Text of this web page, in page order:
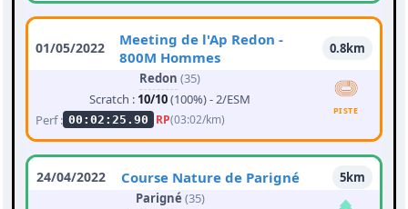
01/05/2022
Meeting de l'Ap Redon -
800M Hommes
0.8km
Redon (35)
Scratch : 10/10(100%) - 2/ESM
Perf : 00:02:25.90 RP(03:02/km)
PISTE
24/04/2022 Course Nature de Parigné
5km
Parigné (35)